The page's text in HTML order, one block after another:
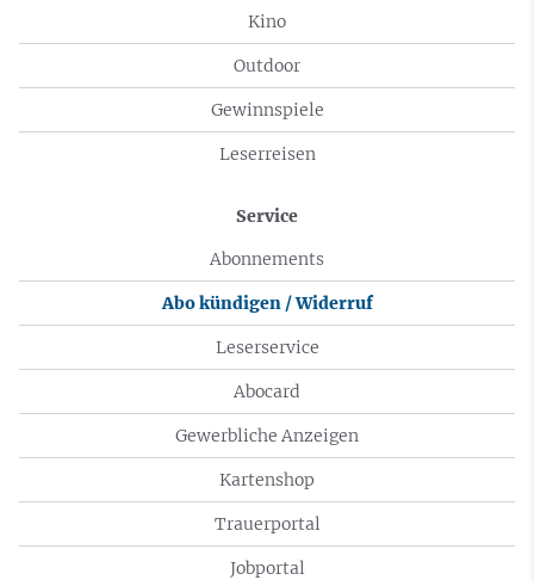
Kino
Outdoor
Gewinnspiele
Leserreisen
Service
Abonnements
Abo kündigen / Widerruf
Leserservice
Abocard
Gewerbliche Anzeigen
Kartenshop
Trauerportal
Jobportal